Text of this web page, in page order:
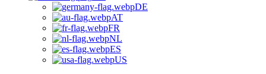
DE
AT
FR
NL
ES
US